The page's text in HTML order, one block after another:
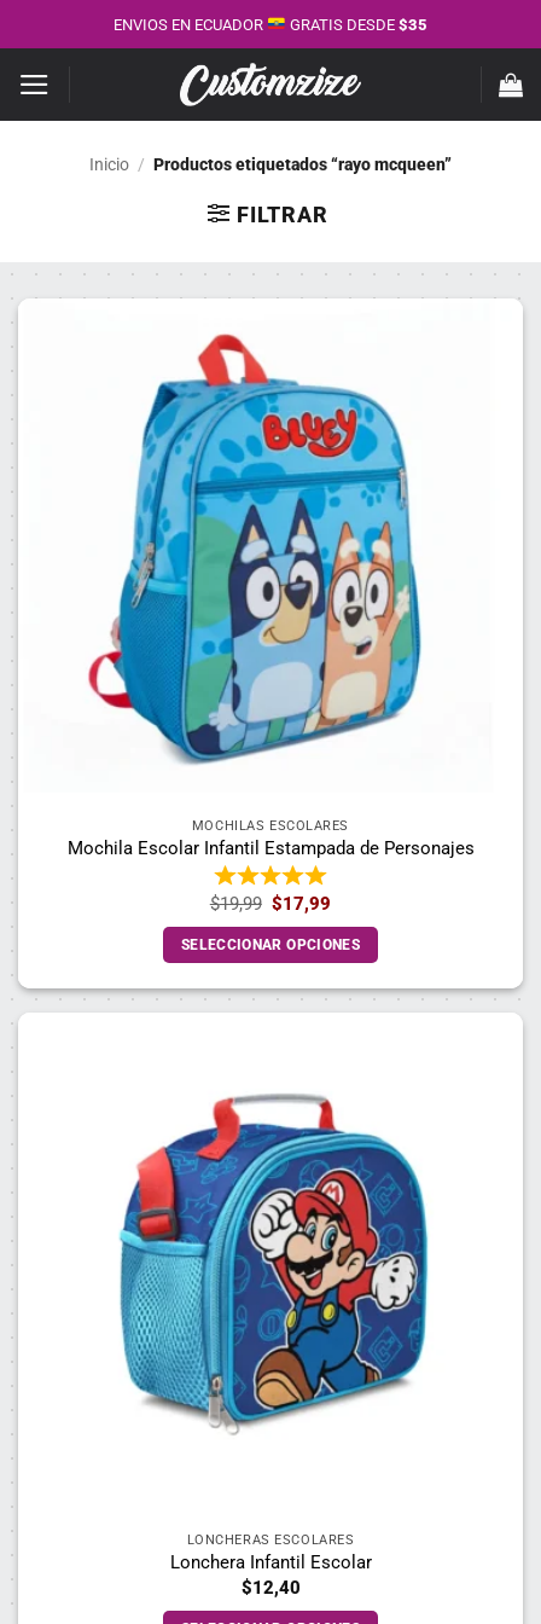
al
contenido
ENVIOS EN ECUADOR GRATIS DESDE $35
Inicio / Productos etiquetados “rayo mcqueen”
FILTRAR
MOCHILAS ESCOLARES
Mochila Escolar Infantil Estampada de Personajes
$19,99 El
precio
original
era:
$17,99
actual
es:
SELECCIONAR OPCIONES
producto
opciones
se
pueden
elegir
en
la
página
de
producto
LONCHERAS ESCOLARES
Lonchera Infantil Escolar
$12,40